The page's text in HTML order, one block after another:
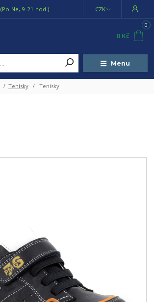
Menu
CZK
(Po-Ne, 9-21 hod.)
0
0 Kč
Tenisky Tenisky